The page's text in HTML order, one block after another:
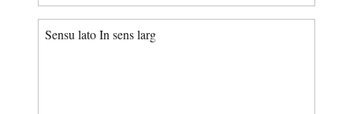
Sensu lato In sens larg